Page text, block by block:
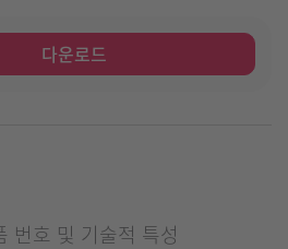
다운로드
번호 및 기술적 특성